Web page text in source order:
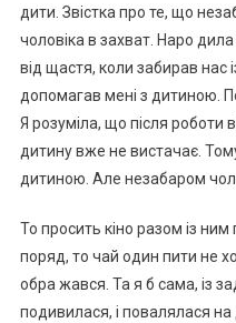
дити. Звістка про те, що
чоловіка в захват. Наро
від щастя, коли забирав нас
допомагав мені з дитиною.
Я розуміла, що після роботи
дитину вже не вистачає.
дитиною. Але незабаром
То просить кіно разом із
поряд, то чай один пити не
обра жався. Та я б сама, із
подивилася, і повалялася